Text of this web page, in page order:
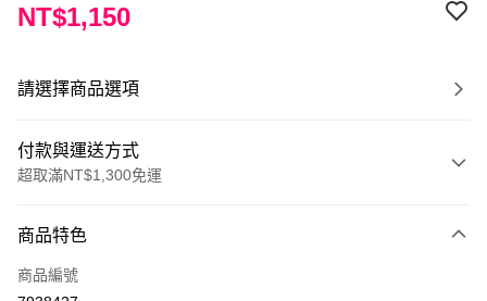
NT$1,150
請選擇商品選項
付款與運送方式
超取滿NT$1,300免運
信用卡一次付款
超商取貨付款
商品特色
商品編號